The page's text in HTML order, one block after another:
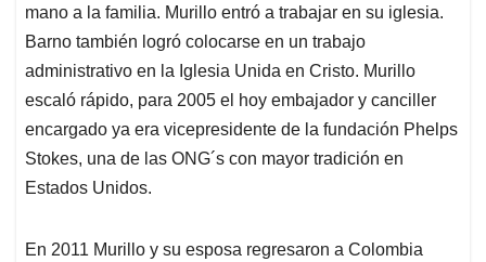
mano a la familia. Murillo entró a trabajar en su iglesia.
Barno también logró colocarse en un trabajo
administrativo en la Iglesia Unida en Cristo. Murillo
escaló rápido, para 2005 el hoy embajador y canciller
encargado ya era vicepresidente de la fundación Phelps
Stokes, una de las ONG´s con mayor tradición en
Estados Unidos.
En 2011 Murillo y su esposa regresaron a Colombia